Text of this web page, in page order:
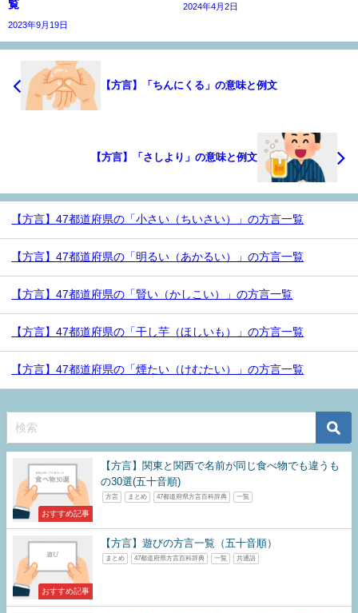
覧
2023年9月19日
2024年4月2日
【方言】「ちんにくる」の意味と例文
【方言】「さしより」の意味と例文
【方言】47都道府県の「小さい（ちいさい）」の方言一覧
【方言】47都道府県の「明るい（あかるい）」の方言一覧
【方言】47都道府県の「賢い（かしこい）」の方言一覧
【方言】47都道府県の「干し芋（ほしいも）」の方言一覧
【方言】47都道府県の「煙たい（けむたい）」の方言一覧
おすすめ記事
【方言】関東と関西で名前が同じ食べ物でも違うも
の30選(五十音順)
方言 まとめ 47都道府県方言百科辞典 一覧
おすすめ記事
【方言】遊びの方言一覧（五十音順）
まとめ 47都道府県方言百科辞典 一覧 共通語